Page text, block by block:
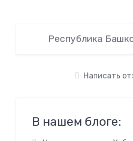
Республика
Написать
В нашем блоге: